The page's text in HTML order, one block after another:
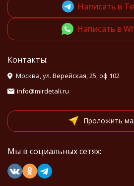
Написать в
Написать в
Контакты:
Москва, ул. Верейская, 25, оф 102
info@mirdetali.ru
Проложить
Мы в социальных сетях: